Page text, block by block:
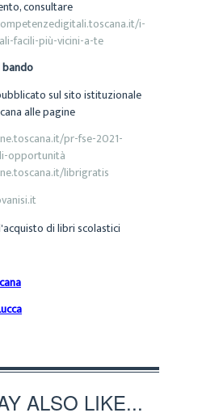
consultare
i-
facili-più-vicini-a-te
sul sito istituzionale
alle pagine
pr-fse-2021-
opportunità
librigratis
ALSO LIKE...